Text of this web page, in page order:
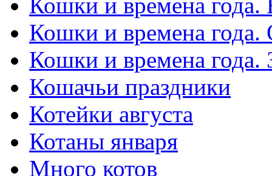
Кошки и времена года.
Кошки и времена года.
Кошачьи праздники
Котейки августа
Котаны января
Много котов